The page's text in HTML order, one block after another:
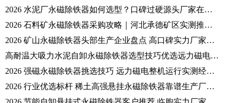
2026 水泥厂永磁除铁器如何选型？口碑过硬源头厂家在哪？
2026 石料矿永磁除铁器采购攻略｜河北承德矿区实测推荐远力磁电源头实力大厂
2026 矿山永磁除铁器头部生产企业盘点 高口碑实力厂家选购参考大全
高耐温大吸力水泥自卸永磁除铁器选型技巧优选远力磁电源头厂家
2026 强磁永磁除铁器挑选技巧 远力磁电整机运行实测经验分享
2026 行业优选标杆 稀土高强悬挂永磁除铁器靠谱生产厂家远力磁电综合介绍